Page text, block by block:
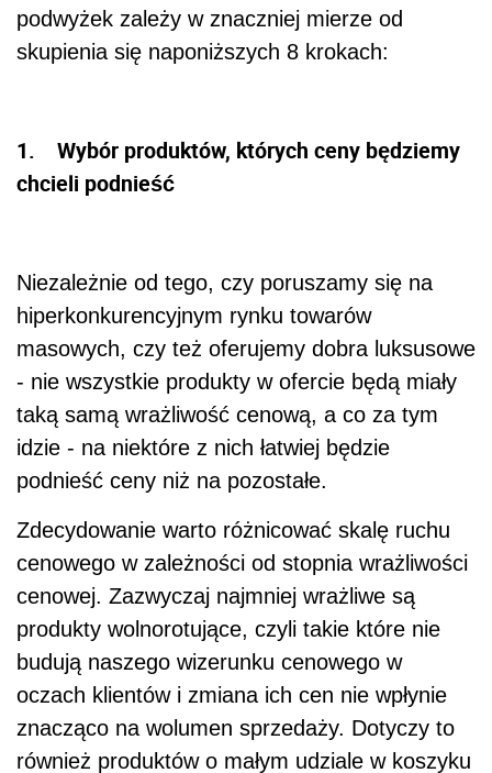
podwyżek zależy w znaczniej mierze od
skupienia się naponiższych 8 krokach:
1. Wybór produktów, których ceny będziemy
chcieli podnieść
Niezależnie od tego, czy poruszamy się na
hiperkonkurencyjnym rynku towarów
masowych, czy też oferujemy dobra luksusowe
- nie wszystkie produkty w ofercie będą miały
taką samą wrażliwość cenową, a co za tym
idzie - na niektóre z nich łatwiej będzie
podnieść ceny niż na pozostałe.
Zdecydowanie warto różnicować skalę ruchu
cenowego w zależności od stopnia wrażliwości
cenowej. Zazwyczaj najmniej wrażliwe są
produkty wolnorotujące, czyli takie które nie
budują naszego wizerunku cenowego w
oczach klientów i zmiana ich cen nie wpłynie
znacząco na wolumen sprzedaży. Dotyczy to
również produktów o małym udziale w koszyku